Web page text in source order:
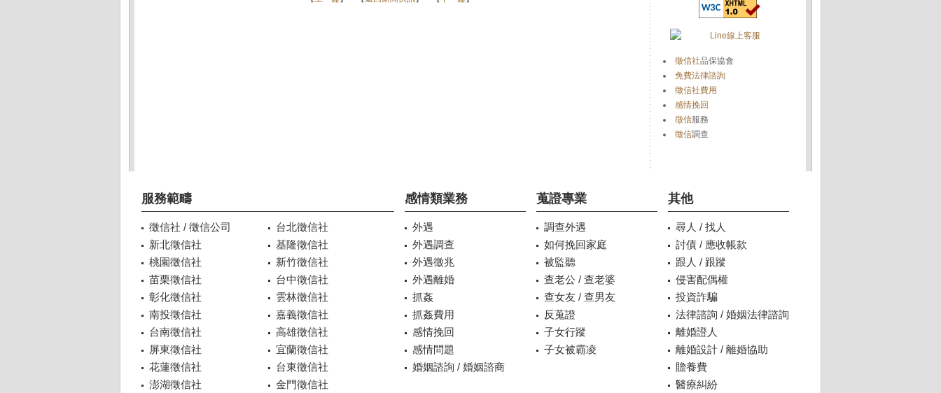
徵信社品保協會
免費法律諮詢
徵信社費用
感情挽回
徵信服務
徵信調查
服務範疇
徵信社 / 徵信公司
台北徵信社
新北徵信社
基隆徵信社
桃園徵信社
新竹徵信社
苗栗徵信社
台中徵信社
彰化徵信社
雲林徵信社
南投徵信社
嘉義徵信社
台南徵信社
高雄徵信社
屏東徵信社
宜蘭徵信社
花蓮徵信社
台東徵信社
澎湖徵信社
金門徵信社
感情類業務
外遇
外遇調查
外遇徵兆
外遇離婚
抓姦
抓姦費用
感情挽回
感情問題
婚姻諮詢 / 婚姻諮商
蒐證專業
調查外遇
如何挽回家庭
被監聽
查老公 / 查老婆
查女友 / 查男友
反蒐證
子女行蹤
子女被霸凌
其他
尋人 / 找人
討債 / 應收帳款
跟人 / 跟蹤
侵害配偶權
投資詐騙
法律諮詢 / 婚姻法律諮詢
離婚證人
離婚設計 / 離婚協助
贍養費
醫療糾紛